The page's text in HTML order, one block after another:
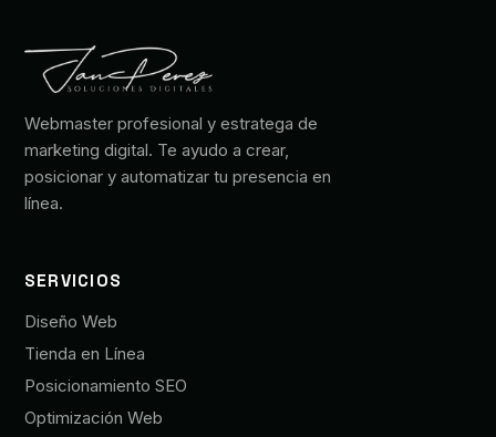
Webmaster profesional y estratega de
marketing digital. Te ayudo a crear,
posicionar y automatizar tu presencia en
línea.
SERVICIOS
Diseño Web
Tienda en Línea
Posicionamiento SEO
Optimización Web